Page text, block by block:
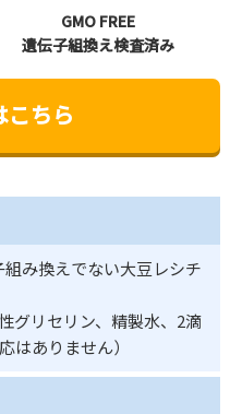
GMO FREE
遺伝子組換え検査済み
こちら
組み換えでない大豆レシチ
グリセリン、精製水、2滴
はありません）